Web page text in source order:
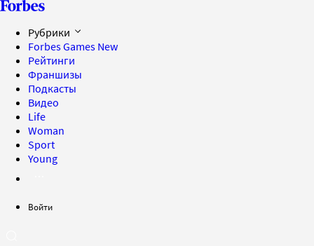
Рубрики
Forbes Games New
Рейтинги
Франшизы
Подкасты
Видео
Life
Woman
Sport
Young
Войти